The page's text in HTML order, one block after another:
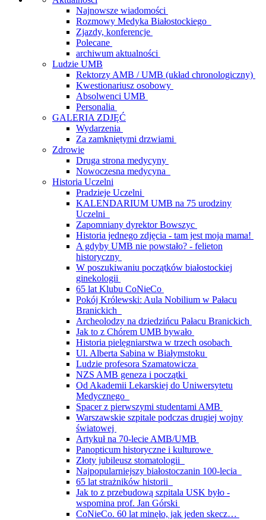
Najnowsze wiadomości
Rozmowy Medyka Białostockiego
Zjazdy, konferencje
Polecane
archiwum aktualności
Ludzie UMB
Rektorzy AMB / UMB (układ chronologiczny)
Kwestionariusz osobowy
Absolwenci UMB
Personalia
GALERIA ZDJĘĆ
Wydarzenia
Za zamkniętymi drzwiami
Zdrowie
Druga strona medycyny
Nowoczesna medycyna
Historia Uczelni
Pradzieje Uczelni
KALENDARIUM UMB na 75 urodziny
Uczelni
Zapomniany dyrektor Bowszyc
Historia jednego zdjęcia - tam jest moja mama!
A gdyby UMB nie powstało? - felieton
historyczny
W poszukiwaniu początków białostockiej
ginekologii
65 lat Klubu CoNieCo
Pokój Królewski: Aula Nobilium w Pałacu
Branickich
Archeolodzy na dziedzińcu Pałacu Branickich
Jak to z Chórem UMB bywało
Historia pielęgniarstwa w trzech osobach
Ul. Alberta Sabina w Białymstoku
Ludzie profesora Szamatowicza
NZS AMB geneza i początki
Od Akademii Lekarskiej do Uniwersytetu
Medycznego
Spacer z pierwszymi studentami AMB
Warszawskie szpitale podczas drugiej wojny
światowej
Artykuł na 70-lecie AMB/UMB
Panopticum historyczne i kulturowe
Złoty jubileusz stomatologii
Najpopularniejszy białostoczanin 100-lecia
65 lat strażników historii
Jak to z przebudową szpitala USK było -
wspomina prof. Jan Górski
CoNieCo. 60 lat minęło, jak jeden skecz…